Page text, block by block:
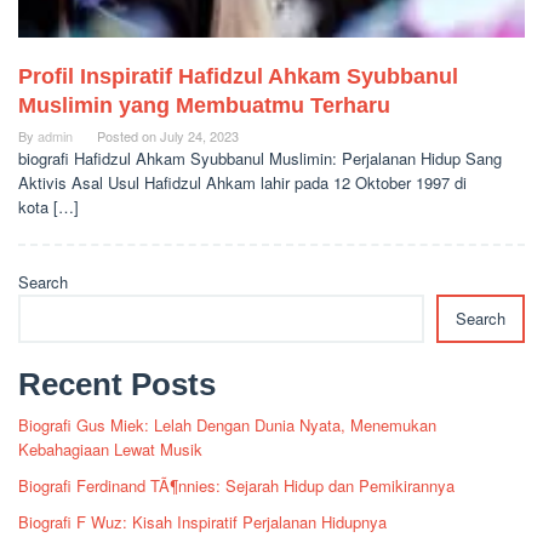
Profil Inspiratif Hafidzul Ahkam Syubbanul
Muslimin yang Membuatmu Terharu
By admin Posted onJuly 24, 2023
biografi Hafidzul Ahkam Syubbanul Muslimin: Perjalanan Hidup Sang
Aktivis Asal Usul Hafidzul Ahkam lahir pada 12 Oktober 1997 di
kota […]
Search
Search
Recent Posts
Biografi Gus Miek: Lelah Dengan Dunia Nyata, Menemukan
Kebahagiaan Lewat Musik
Biografi Ferdinand TÃ¶nnies: Sejarah Hidup dan Pemikirannya
Biografi F Wuz: Kisah Inspiratif Perjalanan Hidupnya